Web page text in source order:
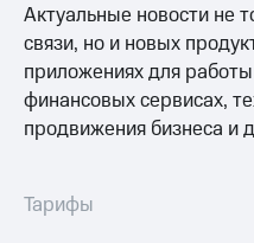
Актуальные новости не
связи, но и новых
приложениях для
финансовых сервисах,
продвижения бизнеса и
Тарифы